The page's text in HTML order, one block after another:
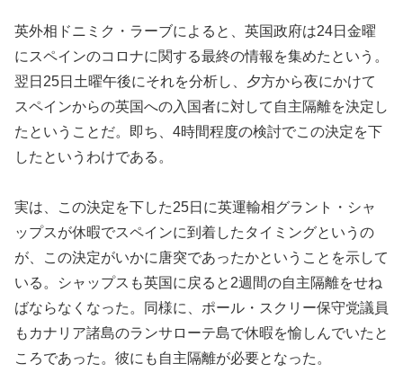
英外相ドニミク・ラーブによると、英国政府は24日金曜
にスペインのコロナに関する最終の情報を集めたという。
翌日25日土曜午後にそれを分析し、夕方から夜にかけて
スペインからの英国への入国者に対して自主隔離を決定し
たということだ。即ち、4時間程度の検討でこの決定を下
したというわけである。
実は、この決定を下した25日に英運輸相グラント・シャ
ップスが休暇でスペインに到着したタイミングというの
が、この決定がいかに唐突であったかということを示して
いる。シャップスも英国に戻ると2週間の自主隔離をせね
ばならなくなった。同様に、ポール・スクリー保守党議員
もカナリア諸島のランサローテ島で休暇を愉しんでいたと
ころであった。彼にも自主隔離が必要となった。